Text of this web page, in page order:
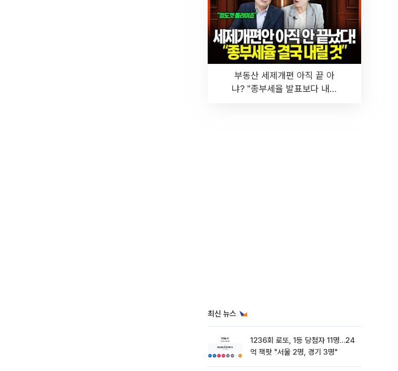
부동산 세제개편 아직 끝 아
냐? "종부세율 발표보다 내릴
최신 뉴스
1236회 로또, 1등 당첨자 11명…24
억 잭팟 "서울 2명, 경기 3명"